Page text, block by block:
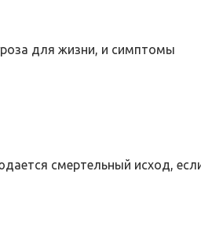
для жизни, и симптомы
смертельный исход,